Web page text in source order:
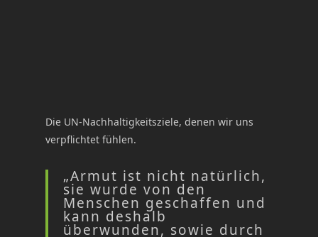
Die UN-Nachhaltigkeitsziele, denen wir uns
verpflichtet fühlen.
„Armut ist nicht natürlich,
sie wurde von den
Menschen geschaffen und
kann deshalb
überwunden, sowie durch